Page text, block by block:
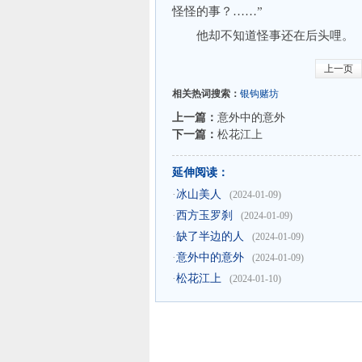
怪怪的事？……”
他却不知道怪事还在后头哩。
上一页
相关热词搜索： 银钩赌坊
上一篇： 意外中的意外
下一篇： 松花江上
延伸阅读：
·冰山美人 (2024-01-09)
·西方玉罗刹 (2024-01-09)
·缺了半边的人 (2024-01-09)
·意外中的意外 (2024-01-09)
·松花江上 (2024-01-10)